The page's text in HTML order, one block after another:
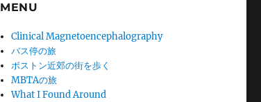
MENU
Clinical Magnetoencephalography
バス停の旅
ボストン近郊の街を歩く
MBTAの旅
What I Found Around